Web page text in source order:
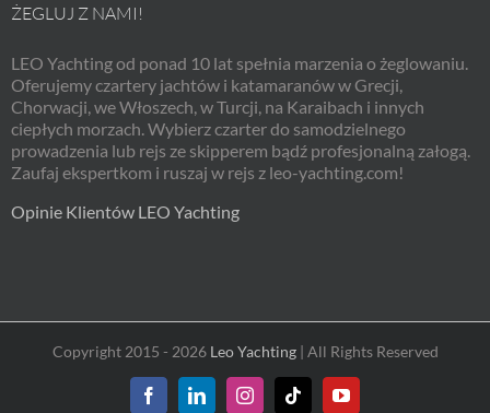
ŻEGLUJ Z NAMI!
LEO Yachting od ponad 10 lat spełnia marzenia o żeglowaniu.
Oferujemy czartery jachtów i katamaranów w Grecji,
Chorwacji, we Włoszech, w Turcji, na Karaibach i innych
ciepłych morzach. Wybierz czarter do samodzielnego
prowadzenia lub rejs ze skipperem bądź profesjonalną załogą.
Zaufaj ekspertkom i ruszaj w rejs z leo-yachting.com!
Opinie Klientów LEO Yachting
Copyright 2015 - 2026 Leo Yachting| All Rights Reserved
FacebookLinkedInInstagramTiktokYouTube